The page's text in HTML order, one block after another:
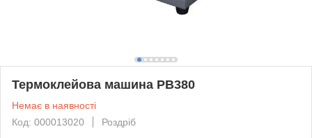
Термоклейова машина PB380
Немає в наявності
Код: 000013020
Роздріб